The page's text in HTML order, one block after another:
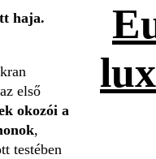
haja.
első
okozói a
,
testében